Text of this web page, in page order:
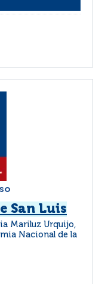
San Luis
Mariluz Urquijo,
Nacional de la